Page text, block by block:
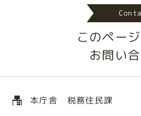
このペー
お問い
本庁舎 税務住民課